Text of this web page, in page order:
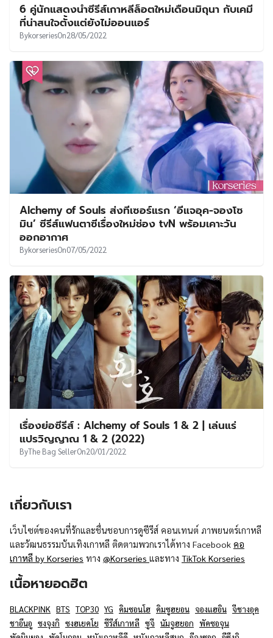
6 คู่นักแสดงนำซีรีส์เกาหลีล็อตใหม่เดือนมิถุนา กับเคมี
ที่น่าสนใจตั้งแต่ยังไม่ออนแอร์
BykorseriesOn28/05/2022
Alchemy of Souls ส่งทีเซอร์แรก ‘อีแจอุค-จองโซ
มิน’ ซีรีส์แฟนตาซีเรื่องใหม่ช่อง tvN พร้อมเคาะวัน
ออกอากาศ
BykorseriesOn07/05/2022
เรื่องย่อซีรีส์ : Alchemy of Souls 1 & 2 | เล่นแร่
แปรวิญญาณ 1 & 2 (2022)
ByThe Bag SellerOn20/01/2022
เกี่ยวกับเรา
เว็บไซต์ของคนที่รักและชื่นชอบการดูซีรีส์ คอนเทนต์ ภาพยนตร์เกาหลี
และวัฒนธรรมบันเทิงเกาหลี ติดตามพวกเราได้ทาง Facebook คอ
เกาหลี by Korseries ทาง @Korseries และทาง TikTok Korseries
เนื้อหายอดฮิต
BLACKPINK BTS TOP30 YG คิมซอนโฮ คิมซูฮยอน จองแฮอิน จีชางอุค
ชาอึนอู ซงจุงกิ ซงฮเยคโย ซีรีส์เกาหลี ซูจี นัมจูฮยอก พัคซอจุน